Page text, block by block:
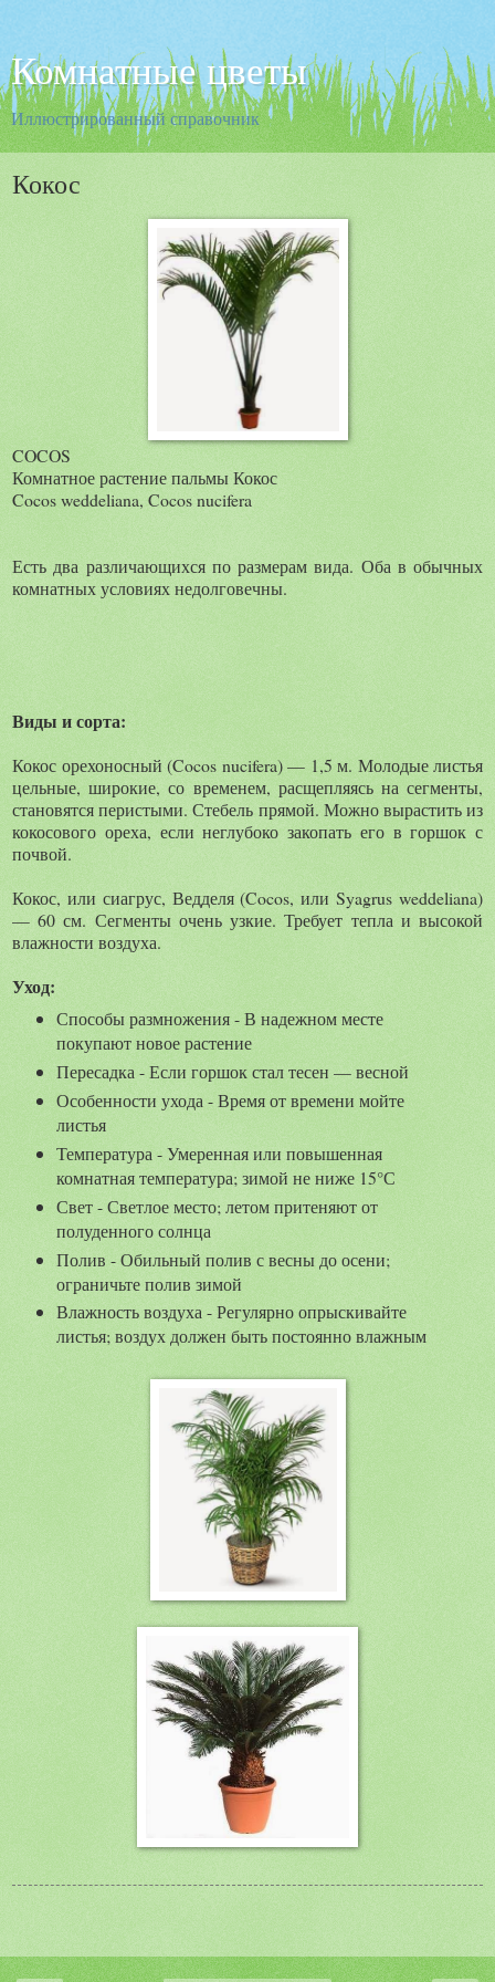
Комнатные цветы
Иллюстрированный справочник
Кокос
COCOS
Комнатное растение пальмы Кокос
Cocos weddeliana, Cocos nucifera
Есть два различающихся по размерам вида. Оба в обычных
комнатных условиях недолговечны.
Виды и сорта:
Кокос орехоносный (Cocos nucifera) — 1,5 м. Молодые листья
цельные, широкие, со временем, расщепляясь на сегменты,
становятся перистыми. Стебель прямой. Можно вырастить из
кокосового ореха, если неглубоко закопать его в горшок с
почвой.
Кокос, или сиагрус, Ведделя (Cocos, или Syagrus weddeliana)
— 60 см. Сегменты очень узкие. Требует тепла и высокой
влажности воздуха.
Уход:
Способы размножения - В надежном месте
покупают новое растение
Пересадка - Если горшок стал тесен — весной
Особенности ухода - Время от времени мойте
листья
Температура - Умеренная или повышенная
комнатная температура; зимой не ниже 15°С
Свет - Светлое место; летом притеняют от
полуденного солнца
Полив - Обильный полив с весны до осени;
ограничьте полив зимой
Влажность воздуха - Регулярно опрыскивайте
листья; воздух должен быть постоянно влажным